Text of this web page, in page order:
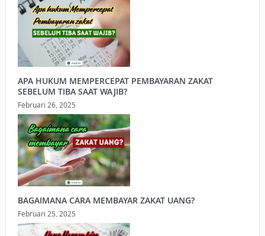
APA HUKUM MEMPERCEPAT PEMBAYARAN ZAKAT
SEBELUM TIBA SAAT WAJIB?
Februari 26, 2025
BAGAIMANA CARA MEMBAYAR ZAKAT UANG?
Februari 25, 2025